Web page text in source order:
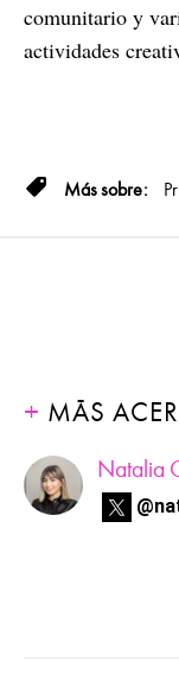
comunitario y
actividades
MÁS
Natalia